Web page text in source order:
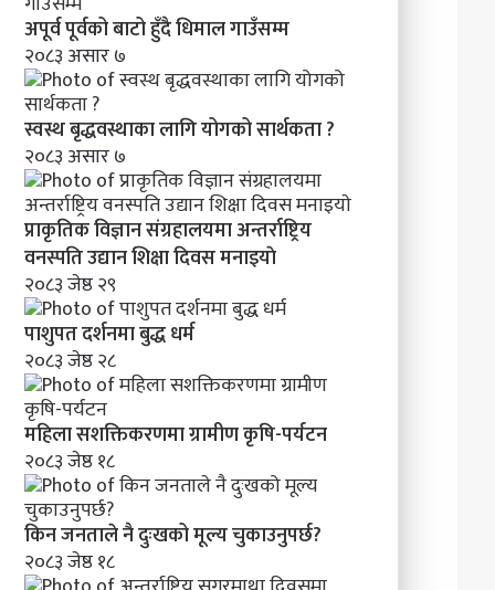
भि
मु
खी
क
र
ण
अपूर्व पूर्वको बाटो हुँदै धिमाल गाउँसम्म
२०८३ असार ७
स्वस्थ बृद्धवस्थाका लागि योगको सार्थकता ?
२०८३ असार ७
प्राकृतिक विज्ञान संग्रहालयमा अन्तर्राष्ट्रिय
वनस्पति उद्यान शिक्षा दिवस मनाइयाे
२०८३ जेष्ठ २९
पाशुपत दर्शनमा बुद्ध धर्म​
२०८३ जेष्ठ २८
महिला सशक्तिकरणमा ग्रामीण कृषि-पर्यटन
२०८३ जेष्ठ १८
किन जनताले नै दुःखको मूल्य चुकाउनुपर्छ?
२०८३ जेष्ठ १८